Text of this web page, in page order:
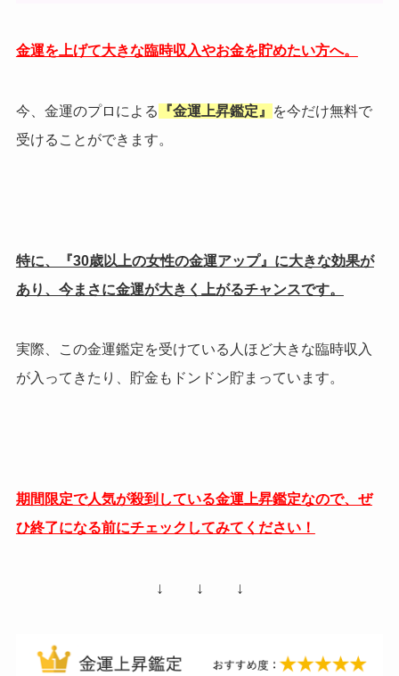
金運を上げて大きな臨時収入やお金を貯めたい方へ。
今、金運のプロによる 『金運上昇鑑定』
を今だけ無料で
受けることができます。
特に、『30歳以上の女性の金運アップ』に大きな効果が
あり、今まさに金運が大きく上がるチャンスです。
実際、この金運鑑定を受けている人ほど大きな臨時収入
が入ってきたり、貯金もドンドン貯まっています。
期間限定で人気が殺到している金運上昇鑑定なので、ぜ
ひ終了になる前にチェックしてみてください！
↓ ↓ ↓